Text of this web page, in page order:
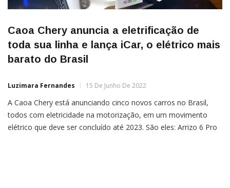
Caoa Chery anuncia a eletrificação de
toda sua linha e lança iCar, o elétrico mais
barato do Brasil
Luzimara Fernandes 15 De Junho De 2022
A Caoa Chery está anunciando cinco novos carros no Brasil,
todos com eletricidade na motorização, em um movimento
elétrico que deve ser concluído até 2023. São eles: Arrizo 6 Pro